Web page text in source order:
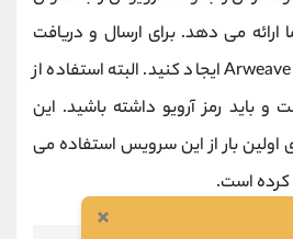
می دهد. برای ارسال و دریافت
ایمیل باید یک کیف پول Arweave ایجاد کنید. البته استفاده از
باید رمز آرویو داشته باشید. این
اولین بار از این سرویس استفاده می
کرده است.
×